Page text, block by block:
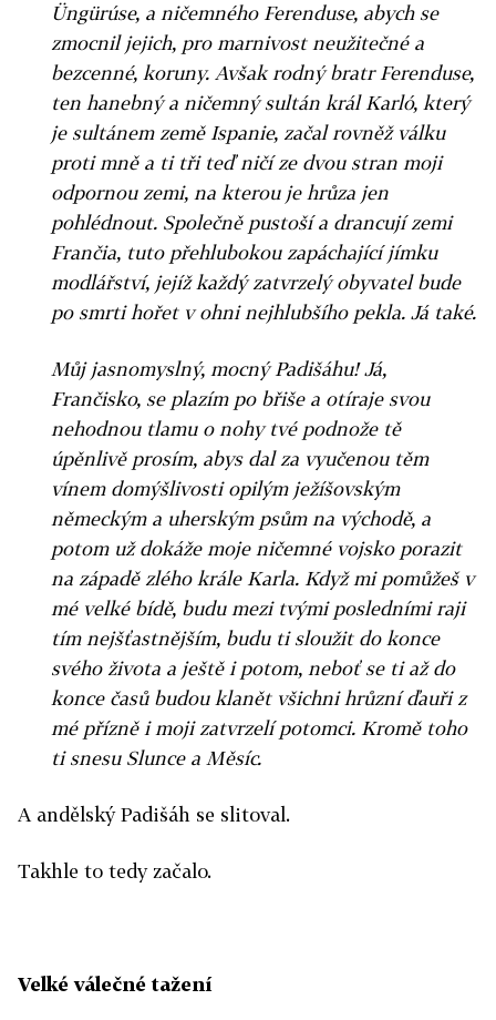
Üngürúse, a ničemného Ferenduse, abych se
zmocnil jejich, pro marnivost neužitečné a
bezcenné, koruny. Avšak rodný bratr Ferenduse,
ten hanebný a ničemný sultán král Karló, který
je sultánem země Ispanie, začal rovněž válku
proti mně a ti tři teď ničí ze dvou stran moji
odpornou zemi, na kterou je hrůza jen
pohlédnout. Společně pustoší a drancují zemi
Frančia, tuto přehlubokou zapáchající jímku
modlářství, jejíž každý zatvrzelý obyvatel bude
po smrti hořet v ohni nejhlubšího pekla. Já také.
Můj jasnomyslný, mocný Padišáhu! Já,
Frančisko, se plazím po břiše a otíraje svou
nehodnou tlamu o nohy tvé podnože tě
úpěnlivě prosím, abys dal za vyučenou těm
vínem domýšlivosti opilým ježíšovským
německým a uherským psům na východě, a
potom už dokáže moje ničemné vojsko porazit
na západě zlého krále Karla. Když mi pomůžeš v
mé velké bídě, budu mezi tvými posledními raji
tím nejšťastnějším, budu ti sloužit do konce
svého života a ještě i potom, neboť se ti až do
konce časů budou klanět všichni hrůzní ďauři z
mé přízně i moji zatvrzelí potomci. Kromě toho
ti snesu Slunce a Měsíc.
A andělský Padišáh se slitoval.
Takhle to tedy začalo.
Velké válečné tažení